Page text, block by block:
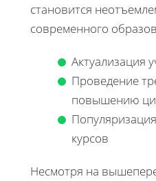
становится
современного
Актуализация
Проведение
повышению
курсов
Несмотря на